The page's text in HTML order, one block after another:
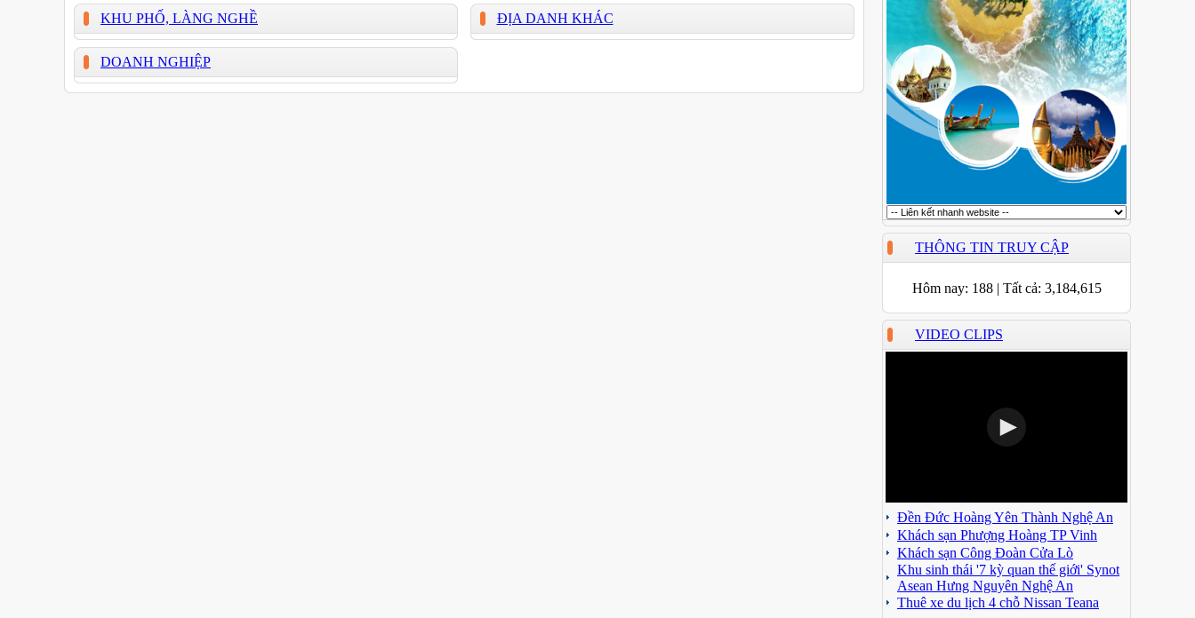
KHU PHỐ, LÀNG NGHỀ ĐỊA DANH KHÁC
DOANH NGHIỆP
THÔNG TIN TRUY CẬP
Hôm nay: 188 | Tất cả: 3,184,615
VIDEO CLIPS
Đền Đức Hoàng Yên Thành Nghệ An
Khách sạn Phượng Hoàng TP Vinh
Khách sạn Công Đoàn Cửa Lò
Khu sinh thái '7 kỳ quan thế giới' Synot
Asean Hưng Nguyên Nghệ An
Thuê xe du lịch 4 chỗ Nissan Teana